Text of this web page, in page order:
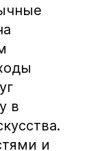
в
и